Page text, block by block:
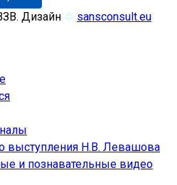
Дизайн ♲ sansconsult.eu
выступления Н.В. Левашова
и познавательные видео